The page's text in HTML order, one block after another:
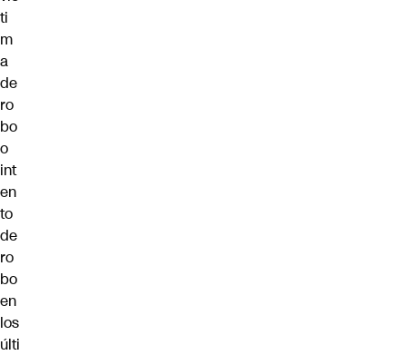
ti
m
a
de
ro
bo
o
int
en
to
de
ro
bo
en
los
últi